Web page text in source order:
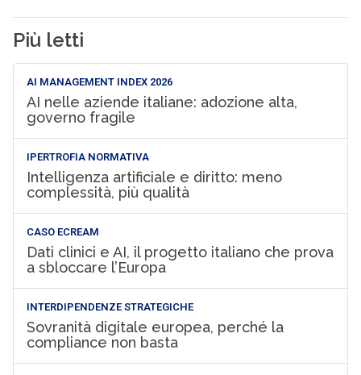
Più letti
AI MANAGEMENT INDEX 2026
AI nelle aziende italiane: adozione alta,
governo fragile
IPERTROFIA NORMATIVA
Intelligenza artificiale e diritto: meno
complessità, più qualità
CASO ECREAM
Dati clinici e AI, il progetto italiano che prova
a sbloccare l’Europa
INTERDIPENDENZE STRATEGICHE
Sovranità digitale europea, perché la
compliance non basta